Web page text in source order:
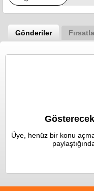
Gönderiler
Üye, henüz bir konu